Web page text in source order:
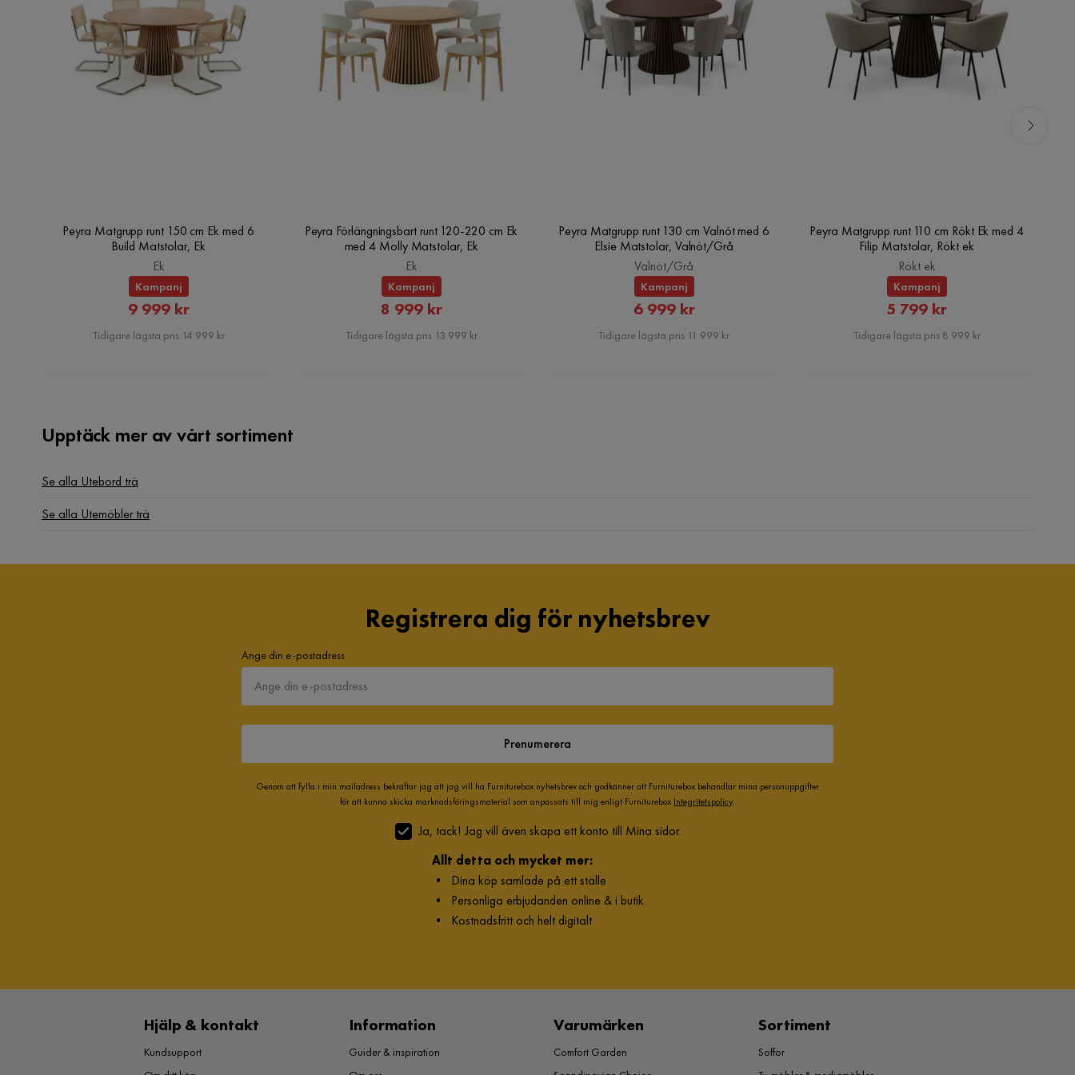
Peyra Matgrupp runt 150 cm Ek med 6
Build Matstolar, Ek
Ek
Kampanj
Rabatterat
Pris
9 999 kr
Tidigare lägsta pris 14 999 kr
Peyra Förlängningsbart runt 120-220 cm Ek
med 4 Molly Matstolar, Ek
Ek
Kampanj
Rabatterat
Pris
8 999 kr
Tidigare lägsta pris 13 999 kr
Peyra Matgrupp runt 130 cm Valnöt med 6
Elsie Matstolar, Valnöt/Grå
Valnöt/Grå
Kampanj
Rabatterat
Pris
6 999 kr
Tidigare lägsta pris 11 999 kr
Peyra Matgrupp runt 110 cm Rökt Ek med 4
Filip Matstolar, Rökt ek
Rökt ek
Kampanj
Rabatterat
Pris
5 799 kr
Tidigare lägsta pris 8 999 kr
Upptäck mer av vårt sortiment
Se alla Utebord trä
Se alla Utemöbler trä
Registrera dig för nyhetsbrev
Ange din e-postadress
Prenumerera
Genom att fylla i min mailadress bekräftar jag att jag vill ha Furniturebox nyhetsbrev och godkänner att Furniturebox behandlar mina personuppgifter
för att kunna skicka marknadsföringsmaterial som anpassats till mig enligt Furniturebox Integritetspolicy.
Ja, tack! Jag vill även skapa ett konto till Mina sidor.
Allt detta och mycket mer:
• Dina köp samlade på ett ställe
• Personliga erbjudanden online & i butik
• Kostnadsfritt och helt digitalt
Hjälp & kontakt
Kundsupport
Information
Guider & inspiration
Varumärken
Comfort Garden
Sortiment
Soffor